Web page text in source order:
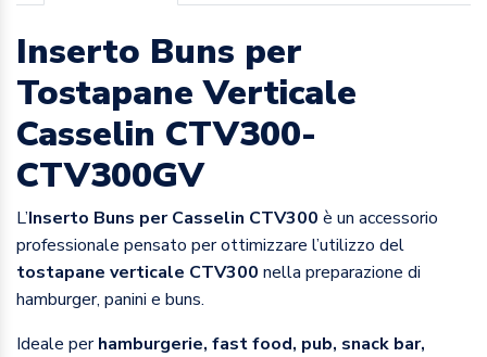
Inserto Buns per
Tostapane Verticale
Casselin CTV300-
CTV300GV
L’Inserto Buns per Casselin CTV300 è un accessorio
professionale pensato per ottimizzare l’utilizzo del
tostapane verticale CTV300 nella preparazione di
hamburger, panini e buns.
Ideale perhamburgerie, fast food, pub, snack bar,